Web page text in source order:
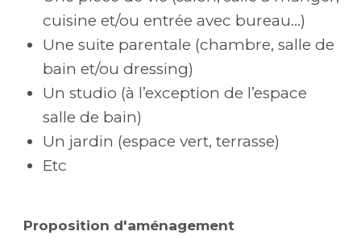
cuisine et/ou entrée avec bureau…)
Une suite parentale (chambre, salle de
bain et/ou dressing)
Un studio (à l’exception de l’espace
salle de bain)
Un jardin (espace vert, terrasse)
Etc
Proposition d'aménagement